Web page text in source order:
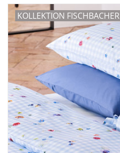
Info-Service
Geprüfter Webshop
Über uns
Vertrag widerrufen
Tel.0049(0)7322-919376
KOLLEKTION FISCHBACHER